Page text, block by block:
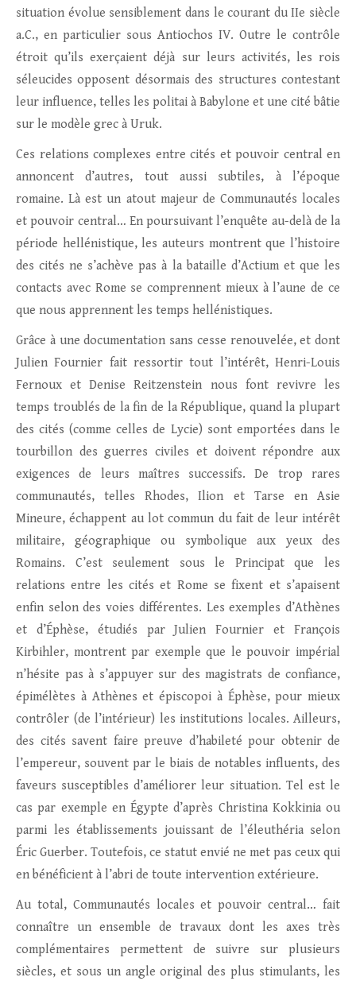
situation évolue sensiblement dans le courant du IIe siècle
a.C., en particulier sous Antiochos IV. Outre le contrôle
étroit qu’ils exerçaient déjà sur leurs activités, les rois
séleucides opposent désormais des structures contestant
leur influence, telles les politai à Babylone et une cité bâtie
sur le modèle grec à Uruk.
Ces relations complexes entre cités et pouvoir central en
annoncent d’autres, tout aussi subtiles, à l’époque
romaine. Là est un atout majeur de Communautés locales
et pouvoir central… En poursuivant l’enquête au-delà de la
période hellénistique, les auteurs montrent que l’histoire
des cités ne s’achève pas à la bataille d’Actium et que les
contacts avec Rome se comprennent mieux à l’aune de ce
que nous apprennent les temps hellénistiques.
Grâce à une documentation sans cesse renouvelée, et dont
Julien Fournier fait ressortir tout l’intérêt, Henri-Louis
Fernoux et Denise Reitzenstein nous font revivre les
temps troublés de la fin de la République, quand la plupart
des cités (comme celles de Lycie) sont emportées dans le
tourbillon des guerres civiles et doivent répondre aux
exigences de leurs maîtres successifs. De trop rares
communautés, telles Rhodes, Ilion et Tarse en Asie
Mineure, échappent au lot commun du fait de leur intérêt
militaire, géographique ou symbolique aux yeux des
Romains. C’est seulement sous le Principat que les
relations entre les cités et Rome se fixent et s’apaisent
enfin selon des voies différentes. Les exemples d’Athènes
et d’Éphèse, étudiés par Julien Fournier et François
Kirbihler, montrent par exemple que le pouvoir impérial
n’hésite pas à s’appuyer sur des magistrats de confiance,
épimélètes à Athènes et épiscopoi à Éphèse, pour mieux
contrôler (de l’intérieur) les institutions locales. Ailleurs,
des cités savent faire preuve d’habileté pour obtenir de
l’empereur, souvent par le biais de notables influents, des
faveurs susceptibles d’améliorer leur situation. Tel est le
cas par exemple en Égypte d’après Christina Kokkinia ou
parmi les établissements jouissant de l’éleuthéria selon
Éric Guerber. Toutefois, ce statut envié ne met pas ceux qui
en bénéficient à l’abri de toute intervention extérieure.
Au total, Communautés locales et pouvoir central… fait
connaître un ensemble de travaux dont les axes très
complémentaires permettent de suivre sur plusieurs
siècles, et sous un angle original des plus stimulants, les